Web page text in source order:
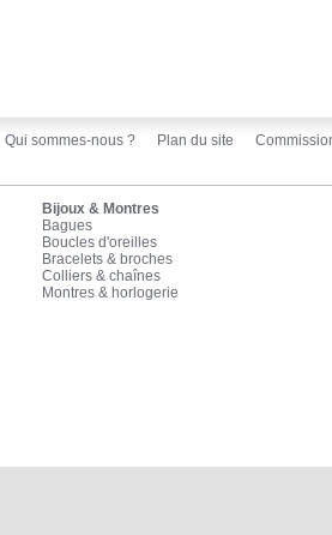
Qui sommes-nous ? Plan du site
Bijoux & Montres
Bagues
Boucles d'oreilles
Bracelets & broches
Colliers & chaînes
Montres & horlogerie